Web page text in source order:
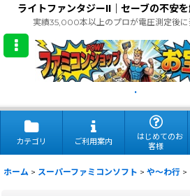
ライトファンタジーII｜セーブの不安
実績35,000本以上のプロが電圧測定後
.
カテゴリ ご利用案内
はじめてのお
客様
ホーム > スーパーファミコンソフト > や〜わ行 >